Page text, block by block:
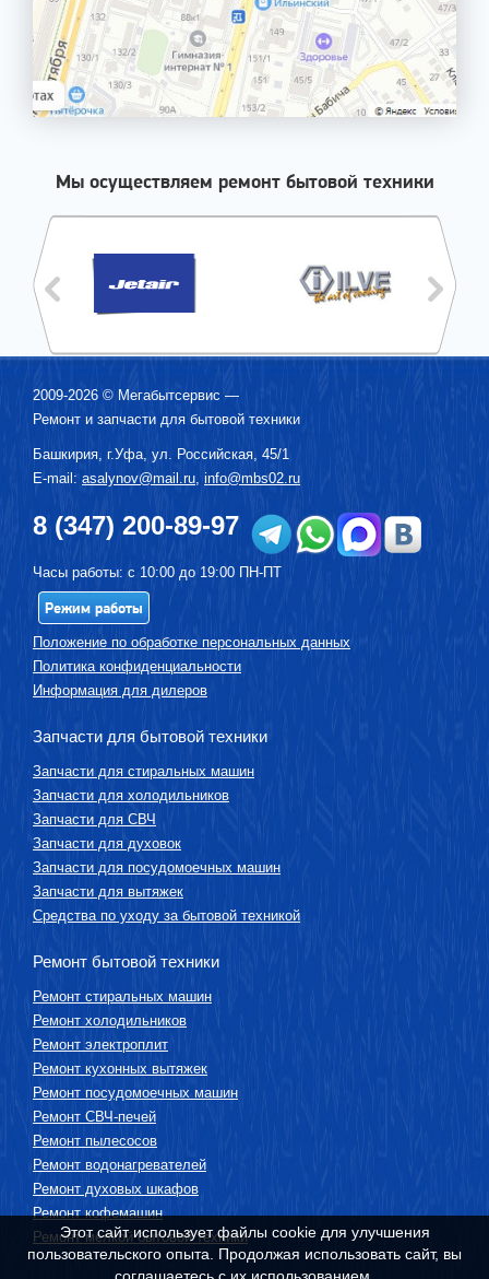
Мы осуществляем ремонт бытовой техники
2009-2026 © Мегабытсервис —
Ремонт и запчасти для бытовой техники
Башкирия, г.Уфа, ул. Российская, 45/1
E-mail: asalynov@mail.ru, info@mbs02.ru
8 (347) 200-89-97
Часы работы: с 10:00 до 19:00 ПН-ПТ
Режим работы
Положение по обработке персональных данных
Политика конфиденциальности
Информация для дилеров
Запчасти для бытовой техники
Запчасти для стиральных машин
Запчасти для холодильников
Запчасти для СВЧ
Запчасти для духовок
Запчасти для посудомоечных машин
Запчасти для вытяжек
Средства по уходу за бытовой техникой
Ремонт бытовой техники
Ремонт стиральных машин
Ремонт холодильников
Ремонт электроплит
Ремонт кухонных вытяжек
Ремонт посудомоечных машин
Ремонт СВЧ-печей
Ремонт пылесосов
Ремонт водонагревателей
Ремонт духовых шкафов
Ремонт кофемашин
Ремонт мелкой бытовой техники
Этот сайт использует файлы cookie для улучшения
пользовательского опыта. Продолжая использовать сайт, вы